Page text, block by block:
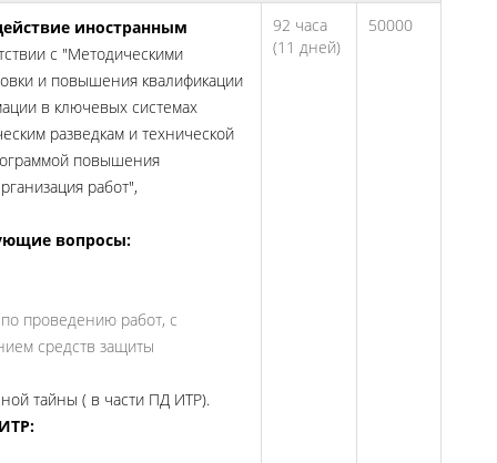
иностранным
с "Методическими
и повышения квалификации
в ключевых системах
разведкам и технической
повышения
работ",
вопросы:
проведению работ, с
средств защиты
тайны ( в части ПД ИТР).
92 часа
(11 дней)
50000